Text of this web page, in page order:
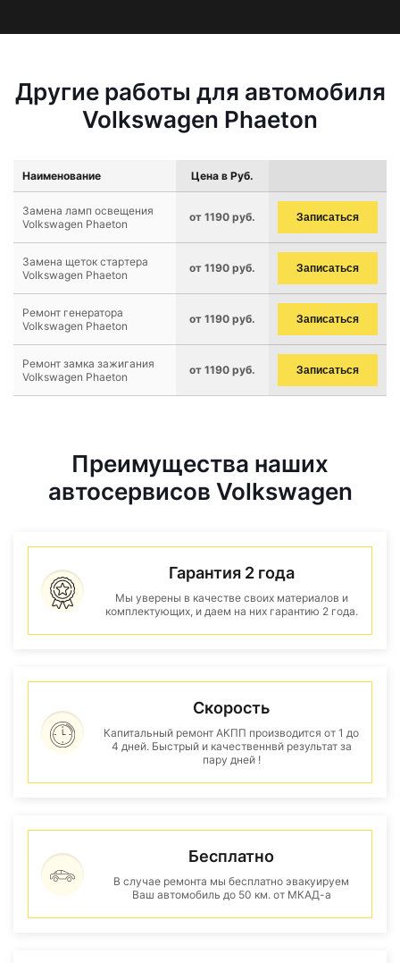
Другие работы для автомобиля
Volkswagen Phaeton
Наименование Цена в Руб.
Замена ламп освещения
Volkswagen Phaeton
от 1190 руб. Записаться
Замена щеток стартера
Volkswagen Phaeton
от 1190 руб. Записаться
Ремонт генератора
Volkswagen Phaeton
от 1190 руб. Записаться
Ремонт замка зажигания
Volkswagen Phaeton
от 1190 руб. Записаться
Преимущества наших
автосервисов Volkswagen
Гарантия 2 года
Мы уверены в качестве своих материалов и
комплектующих, и даем на них гарантию 2 года.
Скорость
Капитальный ремонт АКПП производится от 1 до
4 дней. Быстрый и качественнвй результат за
пару дней !
Бесплатно
В случае ремонта мы бесплатно эвакуируем
Ваш автомобиль до 50 км. от МКАД-а